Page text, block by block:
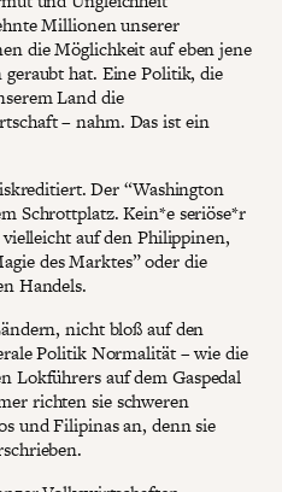
Millionen unserer
die Möglichkeit auf eben jene
hat. Eine Politik, die
Land die
– nahm. Das ist ein
Der “Washington
Schrottplatz. Kein*e seriöse*r
auf den Philippinen,
des Marktes” oder die
Handels.
nicht bloß auf den
Politik Normalität – wie die
Lokführers auf dem Gaspedal
richten sie schweren
und Filipinas an, denn sie